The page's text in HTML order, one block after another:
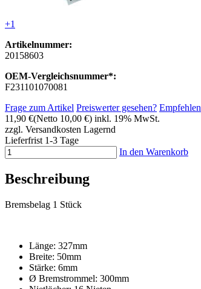
+1
Artikelnummer:
20158603
OEM-Vergleichsnummer*:
F231101070081
Frage zum Artikel Preiswerter gesehen? Empfehlen
11,90 €(Netto 10,00 €) inkl. 19% MwSt.
zzgl. Versandkosten Lagernd
Lieferfrist 1-3 Tage
In den Warenkorb
Beschreibung
Bremsbelag 1 Stück
Länge: 327mm
Breite: 50mm
Stärke: 6mm
Ø Bremstrommel: 300mm